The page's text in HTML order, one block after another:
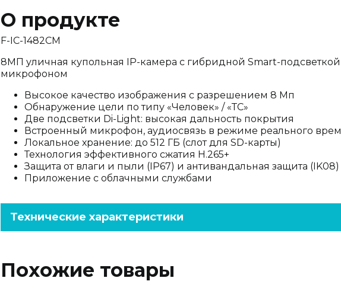
О продукте
F-IC-1482CM
8МП уличная купольная IP-камера с гибридной Smart-
микрофоном
Высокое качество изображения с разрешением 8 Мп
Обнаружение цели по типу «Человек» / «ТС»
Две подсветки Di-Light: высокая дальность покрытия
Встроенный микрофон, аудиосвязь в режиме реального
Локальное хранение: до 512 ГБ (слот для SD-карты)
Технология эффективного сжатия H.265+
Защита от влаги и пыли (IP67) и антивандальная защита (IK08)
Приложение с облачными службами
Технические характеристики
Похожие товары